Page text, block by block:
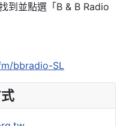
到並點選「B & B Radio
bbradio-SL